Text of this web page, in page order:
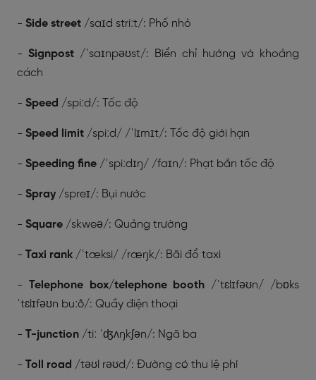
- Side street /saɪd striːt/: Phố nhỏ
- Signpost /ˈsaɪnpəʊst/: Biển chỉ hướng và khoảng
cách
- Speed /spiːd/: Tốc độ
- Speed limit /spiːd/ /ˈlɪmɪt/: Tốc độ giới hạn
- Speeding fine /ˈspiːdɪŋ/ /faɪn/: Phạt bắn tốc độ
- Spray /spreɪ/: Bụi nước
- Square /skweə/: Quảng trường
- Taxi rank /ˈtæksi/ /ræŋk/: Bãi đổ taxi
- Telephone box/telephone booth /ˈtɛlɪfəʊn/ /bɒks
ˈtɛlɪfəʊn buːð/: Quầy điện thoại
- T-junction /tiː ˈʤʌŋkʃən/: Ngã ba
- Toll road /təʊl rəʊd/: Đường có thu lệ phí